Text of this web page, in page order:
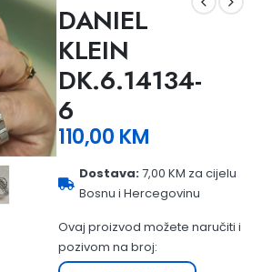
DANIEL
KLEIN
DK.6.14134-
6
110,00 KM
Dostava:7,00 KM za cijelu
Bosnu i Hercegovinu
Ovaj proizvod možete naručiti i
pozivom na broj: